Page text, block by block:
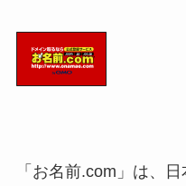
「お名前.com」は、